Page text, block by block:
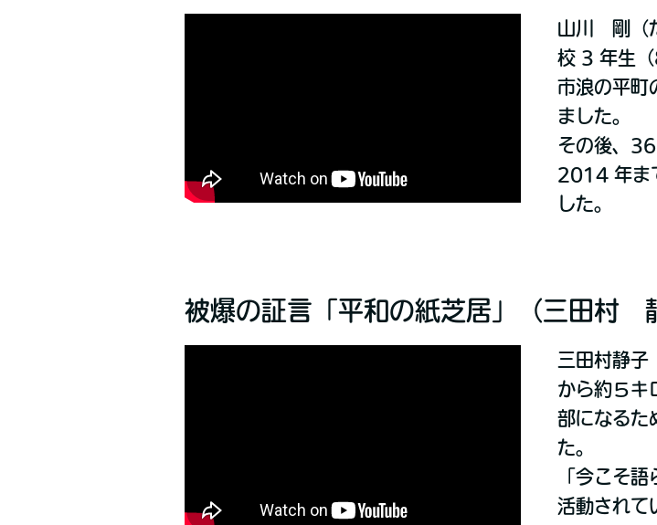
山川 剛（
校 3 年生
市浪の平町
ました。
その後、
2014 年ま
した。
被爆の証言「平和の紙芝居」（三田村
三田村静子
から約５キ
部になるた
た。
「今こそ
活動されて